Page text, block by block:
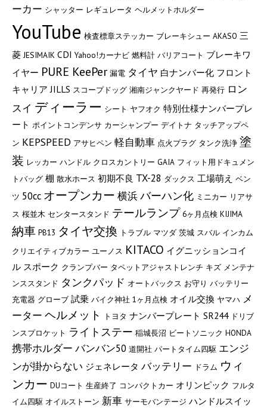
ーカー シャッター レギュレータ ヘルメットホルダー
YouTube 検査標章ステッカー ブレーキシュー AKASO 三
菱 JESIMAIK CDI Yahoo!カーナビ 燃料計 バリアコート ブレーキワ
イヤー PURE KeePer 漏電 タイヤ 白ナンバー化 フロント
キャリア JILLS スコープドッグ 湘南ジャンクヤード 再発行 ロン
スイ ディーラー シート ヤフオク 特別仕様ナンバープレ
ート ポイントコンデンサ カーシャンプー デイトナ タッチアップペ
ン KEPSPEED アサヒペン 軽自動車 点火プラグ タンク洗浄 塗
装 レッカー ハンドル クロスカントリー GAIA フィット用ドキュメン
トバッグ 棚 散水ホース 初期不良 TX-28 ダックス 工場萌え ベン
ツ 50cc オープンカー 横浜バーハン化 ミニカー リアサ
ス 桜並木 センタースタンド テールランプ 6ヶ月点検 KIJIMA
納車 PB13 タイヤ交換 トラブル マツダ 茨城 スバル インカム
クリエイティブカラー ユーノス KITACO イグニッションコイ
ル スポーク クランプバー タペットアジャストレンチ キズ メンテナ
ンススタンド タンクパッド オートバックス お守り バッテリー
充電器 グローブ 試乗 バイク神社 1ヶ月点検 オイル交換 ヤマハ メ
ーター ヘルメット トヨタ ナンバープレート SR244 ドリブ
ンスプロケット ライトステー 稲城長沼 ビートソニック HONDA
携帯ホルダー バンバン50 道開社 パートタイム四駆 エンジ
ンが掛からない ジェネレータ バッテリー ドラム ウィ
ンカー DUコート 生産終了 コンパクトカー オリンピック フルタ
イム四駆 オイルストーン 新車 サーモバンテージ ハンドルスイッ